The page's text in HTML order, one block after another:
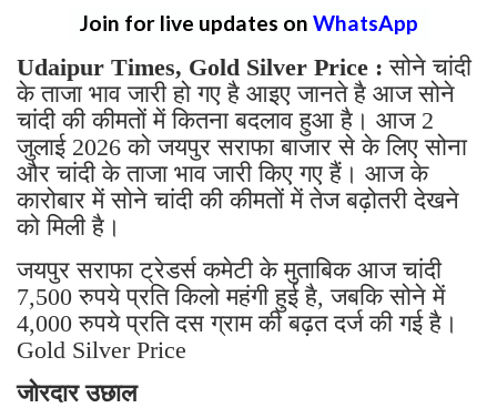
Join for live updates on WhatsApp
Udaipur Times, Gold Silver Price : सोने चांदी
के ताजा भाव जारी हो गए है आइए जानते है आज सोने
चांदी की कीमतों में कितना बदलाव हुआ है। आज 2
जुलाई 2026 को जयपुर सराफा बाजार से के लिए सोना
और चांदी के ताजा भाव जारी किए गए हैं। आज के
कारोबार में सोने चांदी की कीमतों में तेज बढ़ोतरी देखने
को मिली है।
जयपुर सराफा ट्रेडर्स कमेटी के मुताबिक आज चांदी
7,500 रुपये प्रति किलो महंगी हुई है, जबकि सोने में
4,000 रुपये प्रति दस ग्राम की बढ़त दर्ज की गई है।
Gold Silver Price
जोरदार उछाल